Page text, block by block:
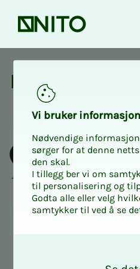
Forsiden
Kurs og
Kurs og
Vi bru­ker
Nødvendige
sørger for at denne
den skal.
I tillegg ber vi om
til personalisering og
Godta alle eller velg
samtykker til ved å se